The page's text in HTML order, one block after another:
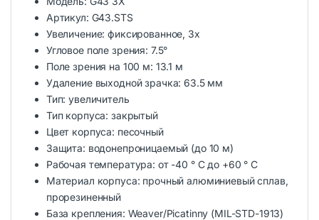
Артикул: G43.STS
Увеличение: фиксированное, 3х
Угловое поле зрения: 7.5°
Поле зрения на 100 м: 13.1 м
Удаление выходной зрачка: 63.5 мм
Тип: увеличитель
Тип корпуса: закрытый
Цвет корпуса: песочный
Защита: водонепроницаемый (до 10 м)
Рабочая температура: от -40 ° C до +60 ° C
Материал корпуса: прочный алюминиевый сплав,
прорезиненный
База крепления: Weaver/Picatinny (MIL-STD-1913)